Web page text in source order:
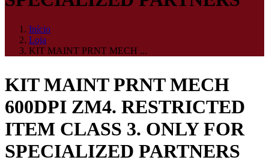
Início
Loja
KIT MAINT PRNT MECH ...
KIT MAINT PRNT MECH
600DPI ZM4. RESTRICTED
ITEM CLASS 3. ONLY FOR
SPECIALIZED PARTNERS